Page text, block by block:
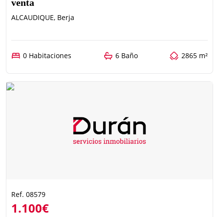
venta
ALCAUDIQUE, Berja
0 Habitaciones 6 Baño 2865 m²
Ref. 08579
1.100€